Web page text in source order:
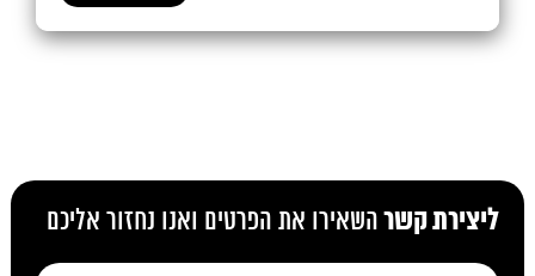
ליצירת קשרהשאירו את הפרטים ואנו נחזור אליכם